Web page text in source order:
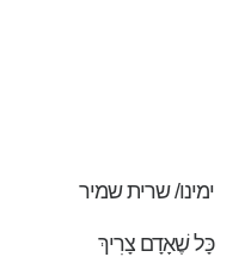
ימינו/ שרית שמיר
כָּל שֶׁאָדָם צָרִיךְ